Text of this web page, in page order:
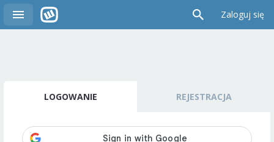
Zaloguj się
LOGOWANIE REJESTRACJA